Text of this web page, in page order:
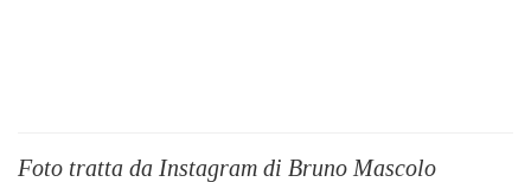
Foto tratta da Instagram di Bruno Mascolo